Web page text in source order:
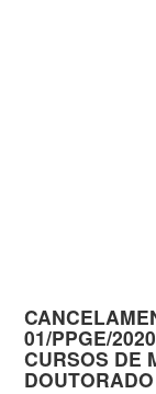
01/PPGE/
CURSOS DE